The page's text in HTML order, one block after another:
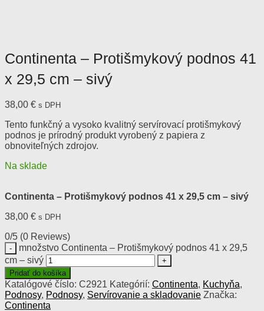
Continenta – Protišmykový podnos 41
x 29,5 cm – sivý
38,00 € s DPH
Tento funkčný a vysoko kvalitný servírovací protišmykový
podnos je prírodný produkt vyrobený z papiera z
obnoviteľných zdrojov.
Na sklade
Continenta – Protišmykový podnos 41 x 29,5 cm – sivý
38,00 € s DPH
0/5 (0 Reviews)
množstvo Continenta – Protišmykový podnos 41 x 29,5
cm – sivý
Pridať do košíka
Katalógové číslo: C2921 Kategórií: Continenta, Kuchyňa,
Podnosy, Podnosy, Servírovanie a skladovanie Značka:
Continenta